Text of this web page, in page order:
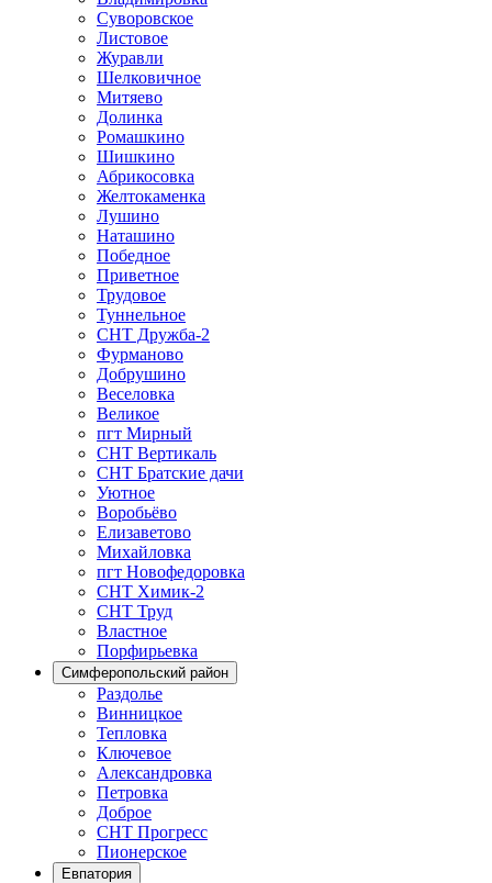
Суворовское
Листовое
Журавли
Шелковичное
Митяево
Долинка
Ромашкино
Шишкино
Абрикосовка
Желтокаменка
Лушино
Наташино
Победное
Приветное
Трудовое
Туннельное
СНТ Дружба-2
Фурманово
Добрушино
Веселовка
Великое
пгт Мирный
СНТ Вертикаль
СНТ Братские дачи
Уютное
Воробьёво
Елизаветово
Михайловка
пгт Новофедоровка
СНТ Химик-2
СНТ Труд
Властное
Порфирьевка
Симферопольский район
Раздолье
Винницкое
Тепловка
Ключевое
Александровка
Петровка
Доброе
СНТ Прогресс
Пионерское
Евпатория